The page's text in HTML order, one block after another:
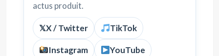
actus produit.
𝕏X / Twitter TikTok
Instagram YouTube